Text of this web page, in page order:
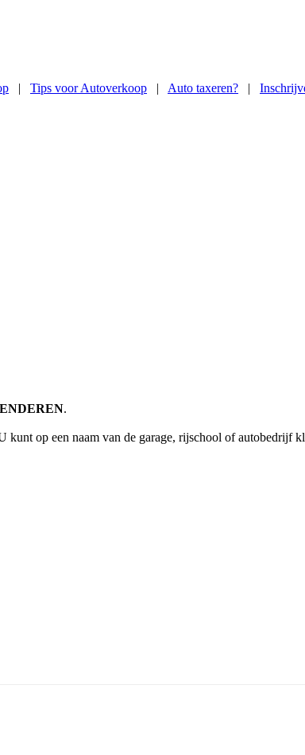
| Tips voor Autoverkoop | Auto taxeren? |
.
kunt op een naam van de garage, rijschool of autobedrijf